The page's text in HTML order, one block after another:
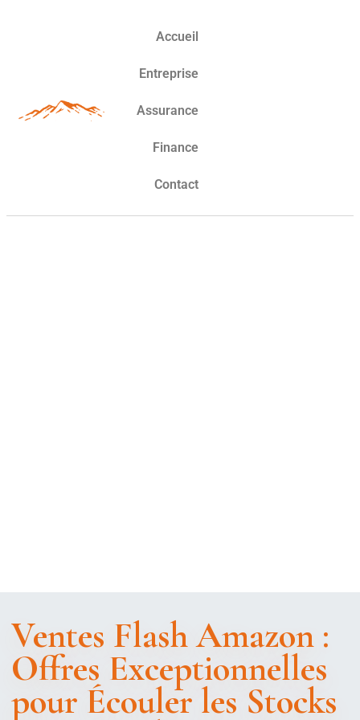
Accueil
Entreprise
Assurance
Finance
Contact
Ventes Flash Amazon :
Offres Exceptionnelles
pour Écouler les Stocks